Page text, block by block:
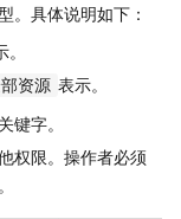
。具体说明如下：
资源 表示。
键字。
权限。操作者必须